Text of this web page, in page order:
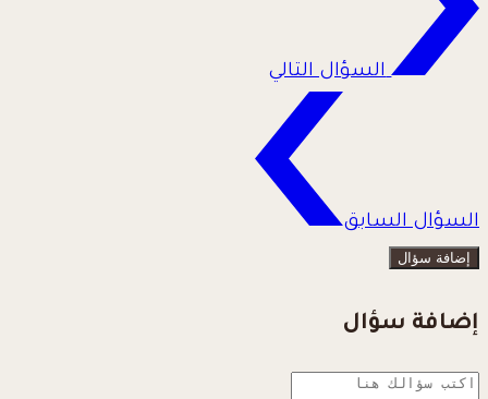
السؤال التالي
السؤال السابق
إضافة سؤال
إضافة سؤال